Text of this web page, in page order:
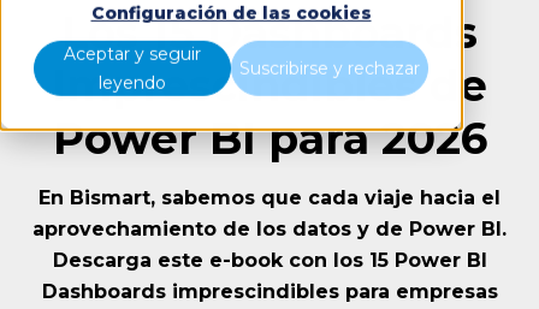
Configuración de las cookies
Aceptar y seguir
leyendo
Suscribirse y rechazar
Los 15 Dashboards
Imprescindibles de
Power BI para 2026
En Bismart, sabemos que cada viaje hacia el
aprovechamiento de los datos y de Power BI.
Descarga este e-book con los 15 Power BI
Dashboards imprescindibles para empresas